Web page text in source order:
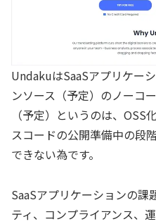
UndakuはSaaSアプリケー
ンソース（予定）のノーコ
（予定）というのは、OSS
スコードの公開準備中の段
できない為です。
SaaSアプリケーションの課
ティ、コンプライアンス、